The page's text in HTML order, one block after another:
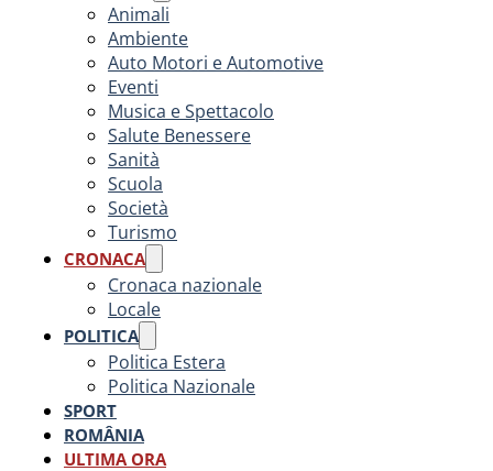
Animali
Ambiente
Auto Motori e Automotive
Eventi
Musica e Spettacolo
Salute Benessere
Sanità
Scuola
Società
Turismo
CRONACA
Cronaca nazionale
Locale
POLITICA
Politica Estera
Politica Nazionale
SPORT
ROMÂNIA
ULTIMA ORA